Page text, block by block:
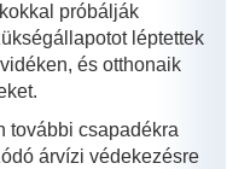
próbálják
léptettek
és otthonaik
további csapadékra
árvízi védekezésre